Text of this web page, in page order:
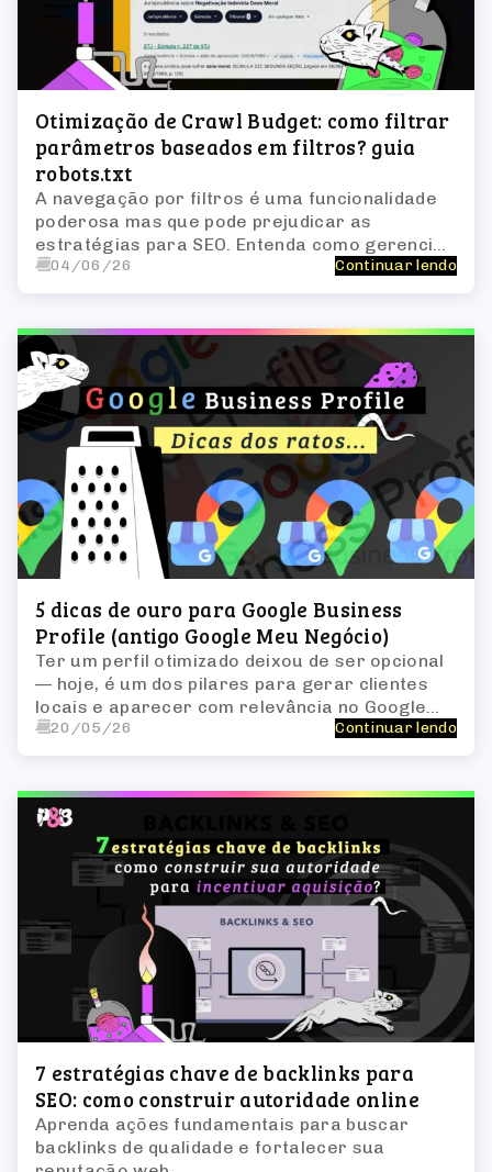
Otimização de Crawl Budget: como filtrar
parâmetros baseados em filtros? guia
robots.txt
A navegação por filtros é uma funcionalidade
poderosa mas que pode prejudicar as
estratégias para SEO. Entenda como gerenciar
o rastreamento e definir regras no robots.txt
04/06/26 Continuar lendo
5 dicas de ouro para Google Business
Profile (antigo Google Meu Negócio)
Ter um perfil otimizado deixou de ser opcional
— hoje, é um dos pilares para gerar clientes
locais e aparecer com relevância no Google
Maps e no chamado “pack local”.
20/05/26 Continuar lendo
7 estratégias chave de backlinks para
SEO: como construir autoridade online
Aprenda ações fundamentais para buscar
backlinks de qualidade e fortalecer sua